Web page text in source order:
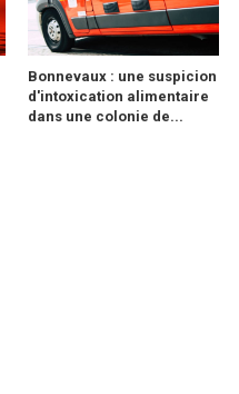
Bonnevaux : une suspicion
d'intoxication alimentaire
dans une colonie de...